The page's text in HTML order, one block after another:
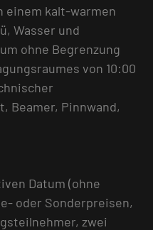
einem kalt-warmen
Wasser und
ohne Begrenzung
von 10:00
Beamer, Pinnwand,
Datum (ohne
oder Sonderpreisen,
zwei